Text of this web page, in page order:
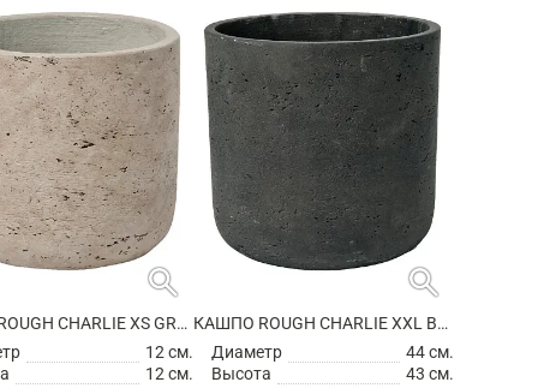
search
КАШПО ROUGH CHARLIE XS GREY WASHED
12 см.
12 см.
search
КАШПО ROUGH CHARLIE XXL BLACK WASHED
Диаметр
44 см.
Высота
43 см.